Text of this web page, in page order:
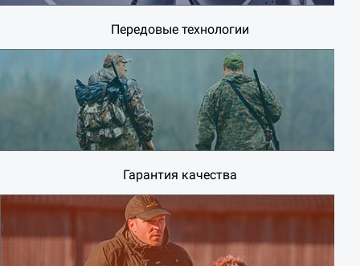
Передовые технологии
Гарантия качества